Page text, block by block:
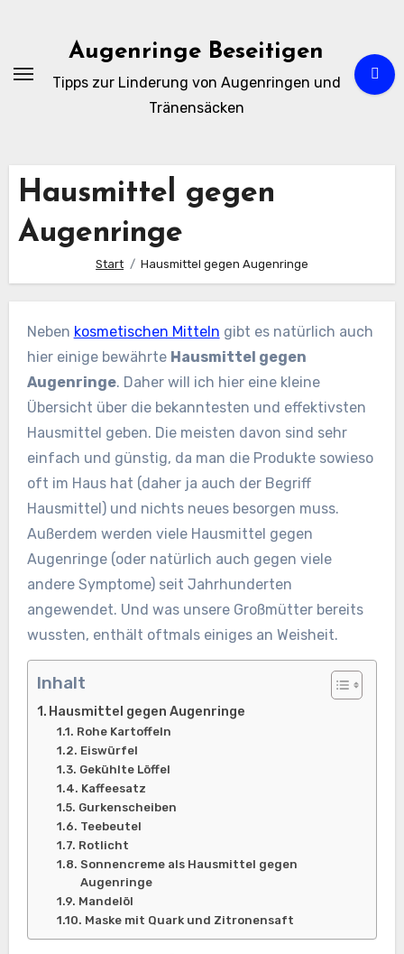
Augenringe Beseitigen
Tipps zur Linderung von Augenringen und
Tränensäcken
Hausmittel gegen
Augenringe
Start Hausmittel gegen Augenringe
Neben kosmetischen Mitteln gibt es natürlich auch
hier einige bewährte Hausmittel gegen
Augenringe. Daher will ich hier eine kleine
Übersicht über die bekanntesten und effektivsten
Hausmittel geben. Die meisten davon sind sehr
einfach und günstig, da man die Produkte sowieso
oft im Haus hat (daher ja auch der Begriff
Hausmittel) und nichts neues besorgen muss.
Außerdem werden viele Hausmittel gegen
Augenringe (oder natürlich auch gegen viele
andere Symptome) seit Jahrhunderten
angewendet. Und was unsere Großmütter bereits
wussten, enthält oftmals einiges an Weisheit.
Inhalt
Hausmittel gegen Augenringe
Rohe Kartoffeln
Eiswürfel
Gekühlte Löffel
Kaffeesatz
Gurkenscheiben
Teebeutel
Rotlicht
Sonnencreme als Hausmittel gegen
Augenringe
Mandelöl
Maske mit Quark und Zitronensaft